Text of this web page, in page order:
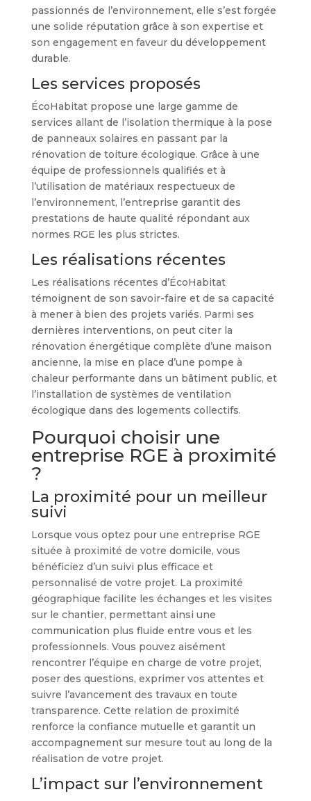
passionnés de l’environnement, elle s’est forgée
une solide réputation grâce à son expertise et
son engagement en faveur du développement
durable.
Les services proposés
ÉcoHabitat propose une large gamme de
services allant de l’isolation thermique à la pose
de panneaux solaires en passant par la
rénovation de toiture écologique. Grâce à une
équipe de professionnels qualifiés et à
l’utilisation de matériaux respectueux de
l’environnement, l’entreprise garantit des
prestations de haute qualité répondant aux
normes RGE les plus strictes.
Les réalisations récentes
Les réalisations récentes d’ÉcoHabitat
témoignent de son savoir-faire et de sa capacité
à mener à bien des projets variés. Parmi ses
dernières interventions, on peut citer la
rénovation énergétique complète d’une maison
ancienne, la mise en place d’une pompe à
chaleur performante dans un bâtiment public, et
l’installation de systèmes de ventilation
écologique dans des logements collectifs.
Pourquoi choisir une
entreprise RGE à proximité
?
La proximité pour un meilleur
suivi
Lorsque vous optez pour une entreprise RGE
située à proximité de votre domicile, vous
bénéficiez d’un suivi plus efficace et
personnalisé de votre projet. La proximité
géographique facilite les échanges et les visites
sur le chantier, permettant ainsi une
communication plus fluide entre vous et les
professionnels. Vous pouvez aisément
rencontrer l’équipe en charge de votre projet,
poser des questions, exprimer vos attentes et
suivre l’avancement des travaux en toute
transparence. Cette relation de proximité
renforce la confiance mutuelle et garantit un
accompagnement sur mesure tout au long de la
réalisation de votre projet.
L’impact sur l’environnement